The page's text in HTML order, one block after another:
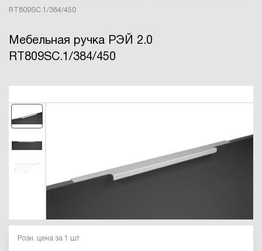
RT809SC.1/384/450
Мебельная ручка РЭЙ 2.0
RT809SC.1/384/450
Розн. цена за 1 шт